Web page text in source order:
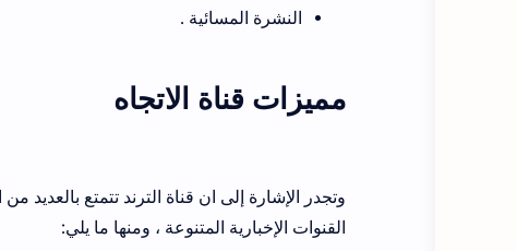
النشرة المسائية .
مميزات قناة الاتجاه
وتجدر الإشارة إلى ان قناة الترند تتمتع بالعديد
القنوات الإخبارية المتنوعة ، ومنها ما يلي: